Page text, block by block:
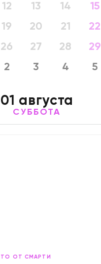
12 13 14 15
19 20 21 22
26 27 28 29
2 3 4 5
01 августа
СУББОТА
ОТ СМАРТИ